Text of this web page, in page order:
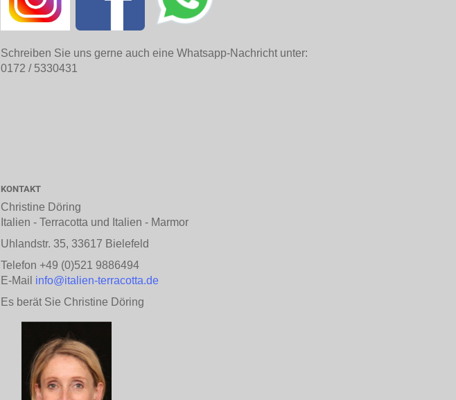
Schreiben Sie uns gerne auch eine Whatsapp-Nachricht unter:
0172 / 5330431
KONTAKT
Christine Döring
Italien - Terracotta und Italien - Marmor
Uhlandstr. 35, 33617 Bielefeld
Telefon +49 (0)521 9886494
E-Mail info@italien-terracotta.de
Es berät Sie Christine Döring